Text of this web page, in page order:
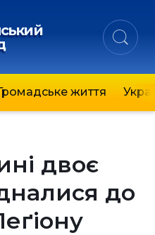
життя
двоє
до